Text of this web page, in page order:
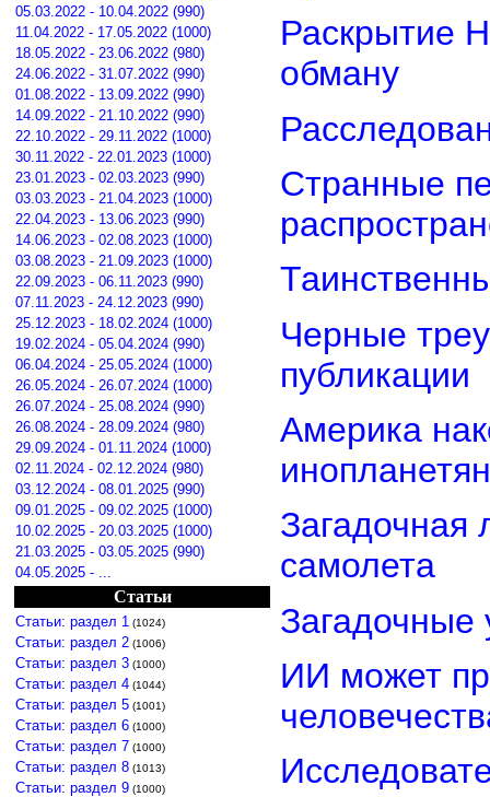
05.03.2022 - 10.04.2022 (990)
11.04.2022 - 17.05.2022 (1000)
18.05.2022 - 23.06.2022 (980)
24.06.2022 - 31.07.2022 (990)
01.08.2022 - 13.09.2022 (990)
14.09.2022 - 21.10.2022 (990)
22.10.2022 - 29.11.2022 (1000)
30.11.2022 - 22.01.2023 (1000)
23.01.2023 - 02.03.2023 (990)
03.03.2023 - 21.04.2023 (1000)
22.04.2023 - 13.06.2023 (990)
14.06.2023 - 02.08.2023 (1000)
03.08.2023 - 21.09.2023 (1000)
22.09.2023 - 06.11.2023 (990)
07.11.2023 - 24.12.2023 (990)
25.12.2023 - 18.02.2024 (1000)
19.02.2024 - 05.04.2024 (990)
06.04.2024 - 25.05.2024 (1000)
26.05.2024 - 26.07.2024 (1000)
26.07.2024 - 25.08.2024 (990)
26.08.2024 - 28.09.2024 (980)
29.09.2024 - 01.11.2024 (1000)
02.11.2024 - 02.12.2024 (980)
03.12.2024 - 08.01.2025 (990)
09.01.2025 - 09.02.2025 (1000)
10.02.2025 - 20.03.2025 (1000)
21.03.2025 - 03.05.2025 (990)
04.05.2025 - ...
Статьи
Статьи: раздел 1 (1024)
Статьи: раздел 2 (1006)
Статьи: раздел 3 (1000)
Статьи: раздел 4 (1044)
Статьи: раздел 5 (1001)
Статьи: раздел 6 (1000)
Статьи: раздел 7 (1000)
Статьи: раздел 8 (1013)
Статьи: раздел 9 (1000)
Раскрытие
обману
Странные
Черные
публикации
Америка
инопланетян
Загадочная
самолета
Загадочные
ИИ может